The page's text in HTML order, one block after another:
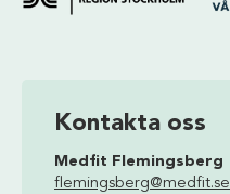
Kontakta oss
Medfit Flemingsberg
flemingsberg@medfit.se